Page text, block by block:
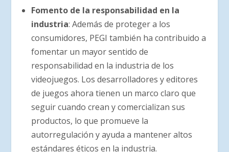
Fomento de la responsabilidad en la
industria: Además de proteger a los
consumidores, PEGI también ha contribuido a
fomentar un mayor sentido de
responsabilidad en la industria de los
videojuegos. Los desarrolladores y editores
de juegos ahora tienen un marco claro que
seguir cuando crean y comercializan sus
productos, lo que promueve la
autorregulación y ayuda a mantener altos
estándares éticos en la industria.